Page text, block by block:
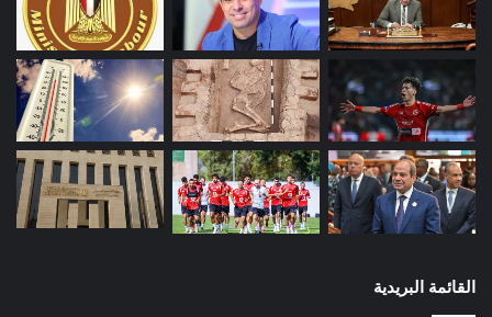
القائمة البريدية